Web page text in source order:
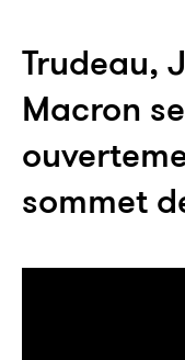
Trudeau,
Macron
sommet